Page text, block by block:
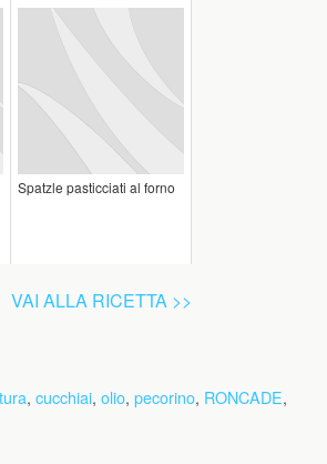
Spatzle pasticciati al forno
VAI ALLA RICETTA >>
, cucchiai, olio, pecorino, RONCADE,